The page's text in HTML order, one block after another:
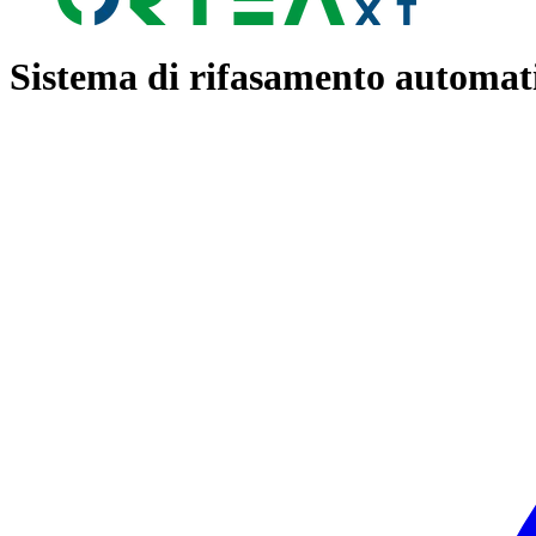
Sistema di rifasamento